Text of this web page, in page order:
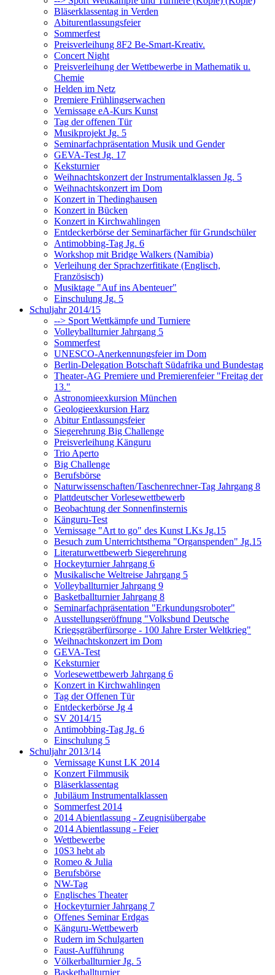
Bläserklassentag in Verden
Abiturentlassungsfeier
Sommerfest
Preisverleihung 8F2 Be-Smart-Kreativ.
Concert Night
Preisverleihung der Wettbewerbe in Mathematik u.
Chemie
Helden im Netz
Premiere Frühlingserwachen
Vernissage eA-Kurs Kunst
Tag der offenen Tür
Musikprojekt Jg. 5
Seminarfachpräsentation Musik und Gender
GEVA-Test Jg. 17
Keksturnier
Weihnachtskonzert der Instrumentalklassen Jg. 5
Weihnachtskonzert im Dom
Konzert in Thedinghausen
Konzert in Bücken
Konzert in Kirchwahlingen
Entdeckerbörse der Seminarfächer für Grundschüler
Antimobbing-Tag Jg. 6
Workshop mit Bridge Walkers (Namibia)
Verleihung der Sprachzerfitikate (Englisch,
Französisch)
Musiktage "Auf ins Abenteuer"
Einschulung Jg. 5
Schuljahr 2014/15
--> Sport Wettkämpfe und Turniere
Volleyballturnier Jahrgang 5
Sommerfest
UNESCO-Anerkennungsfeier im Dom
Berlin-Delegation Botschaft Südafrika und Bundestag
Theater-AG Premiere und Premierenfeier "Freitag der
13."
Astronomieexkursion München
Geologieexkursion Harz
Abitur Entlassungsfeier
Siegerehrung Big Challenge
Preisverleihung Känguru
Trio Aperto
Big Challenge
Berufsbörse
Naturwissenschaften/Taschenrechner-Tag Jahrgang 8
Plattdeutscher Vorlesewettbewerb
Beobachtung der Sonnenfinsternis
Känguru-Test
Vernissage "Art to go" des Kunst LKs Jg.15
Besuch zum Unterrichtsthema "Organspenden" Jg.15
Literaturwettbewerb Siegerehrung
Hockeyturnier Jahrgang 6
Musikalische Weltreise Jahrgang 5
Volleyballturnier Jahrgang 9
Basketballturnier Jahrgang 8
Seminarfachpräsentation "Erkundungsroboter"
Ausstellungseröffnung "Volksbund Deutsche
Kriegsgräberfürsorge - 100 Jahre Erster Weltkrieg"
Weihnachtskonzert im Dom
GEVA-Test
Keksturnier
Vorlesewettbewerb Jahrgang 6
Konzert in Kirchwahlingen
Tag der Offenen Tür
Entdeckerbörse Jg 4
SV 2014/15
Antimobbing-Tag Jg. 6
Einschulung 5
Schuljahr 2013/14
Vernissage Kunst LK 2014
Konzert Filmmusik
Bläserklassentag
Jubiläum Instrumentalklassen
Sommerfest 2014
2014 Abientlassung - Zeugnisübergabe
2014 Abientlassung - Feier
Wettbewerbe
10S3 hebt ab
Romeo & Julia
Berufsbörse
NW-Tag
Englisches Theater
Hockeyturnier Jahrgang 7
Offenes Seminar Erdgas
Känguru-Wettbewerb
Rudern im Schulgarten
Faust-Aufführung
Völkerballturnier Jg. 5
Basketballturnier